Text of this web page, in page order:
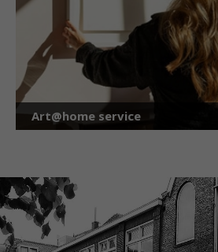
Art@home service